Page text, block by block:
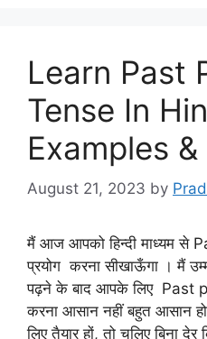
Learn Past
Tense In
Examples &
August 21, 2023 by
मैं आज आपको हिन्दी माध्यम से
प्रयोग करना सीखाऊँगा । मैं
पढ़ने के बाद आपके लिए Past
करना आसान नहीं बहुत आसान
लिए तैयार हों, तो चलिए बिना